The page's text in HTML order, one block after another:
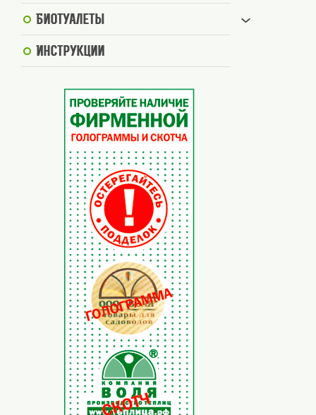
Биотуалеты
Инструкции